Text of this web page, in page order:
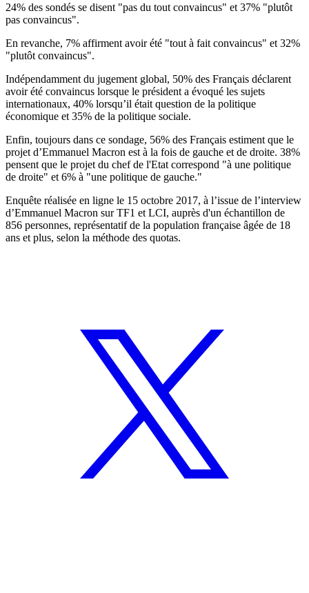
24% des sondés se disent "pas du tout convaincus" et 37% "plutôt
pas convaincus".
En revanche, 7% affirment avoir été "tout à fait convaincus" et 32%
"plutôt convaincus".
Indépendamment du jugement global, 50% des Français déclarent
avoir été convaincus lorsque le président a évoqué les sujets
internationaux, 40% lorsqu’il était question de la politique
économique et 35% de la politique sociale.
Enfin, toujours dans ce sondage, 56% des Français estiment que le
projet d’Emmanuel Macron est à la fois de gauche et de droite. 38%
pensent que le projet du chef de l'Etat correspond "à une politique
de droite" et 6% à "une politique de gauche."
Enquête réalisée en ligne le 15 octobre 2017, à l’issue de l’interview
d’Emmanuel Macron sur TF1 et LCI, auprès d'un échantillon de
856 personnes, représentatif de la population française âgée de 18
ans et plus, selon la méthode des quotas.